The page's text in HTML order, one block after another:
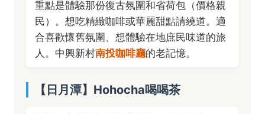
重點是體驗那份復古氛圍和省荷包（價格親
民）。想吃精緻咖啡或華麗甜點請繞道。適
合喜歡懷舊氛圍、想體驗在地庶民味道的旅
人。中興新村南投咖啡廳的老記憶。
【日月潭】Hohocha喝喝茶